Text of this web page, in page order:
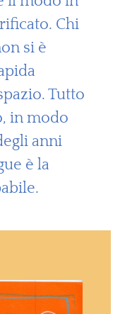
Chi
si è
Tutto
in modo
anni
è la